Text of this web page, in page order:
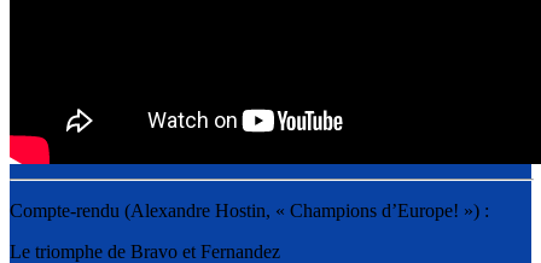
Compte-rendu (Alexandre Hostin, « Champions d’Europe! ») :
Le triomphe de Bravo et Fernandez